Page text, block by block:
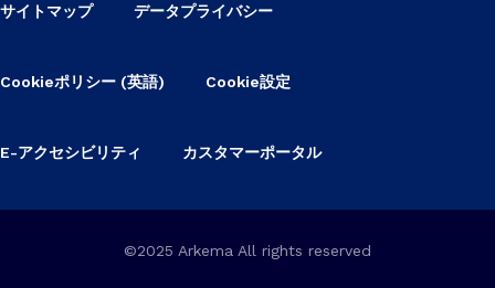
サイトマップ データプライバシー
Cookieポリシー (英語) Cookie設定
E-アクセシビリティ カスタマーポータル
©2025 Arkema All rights reserved